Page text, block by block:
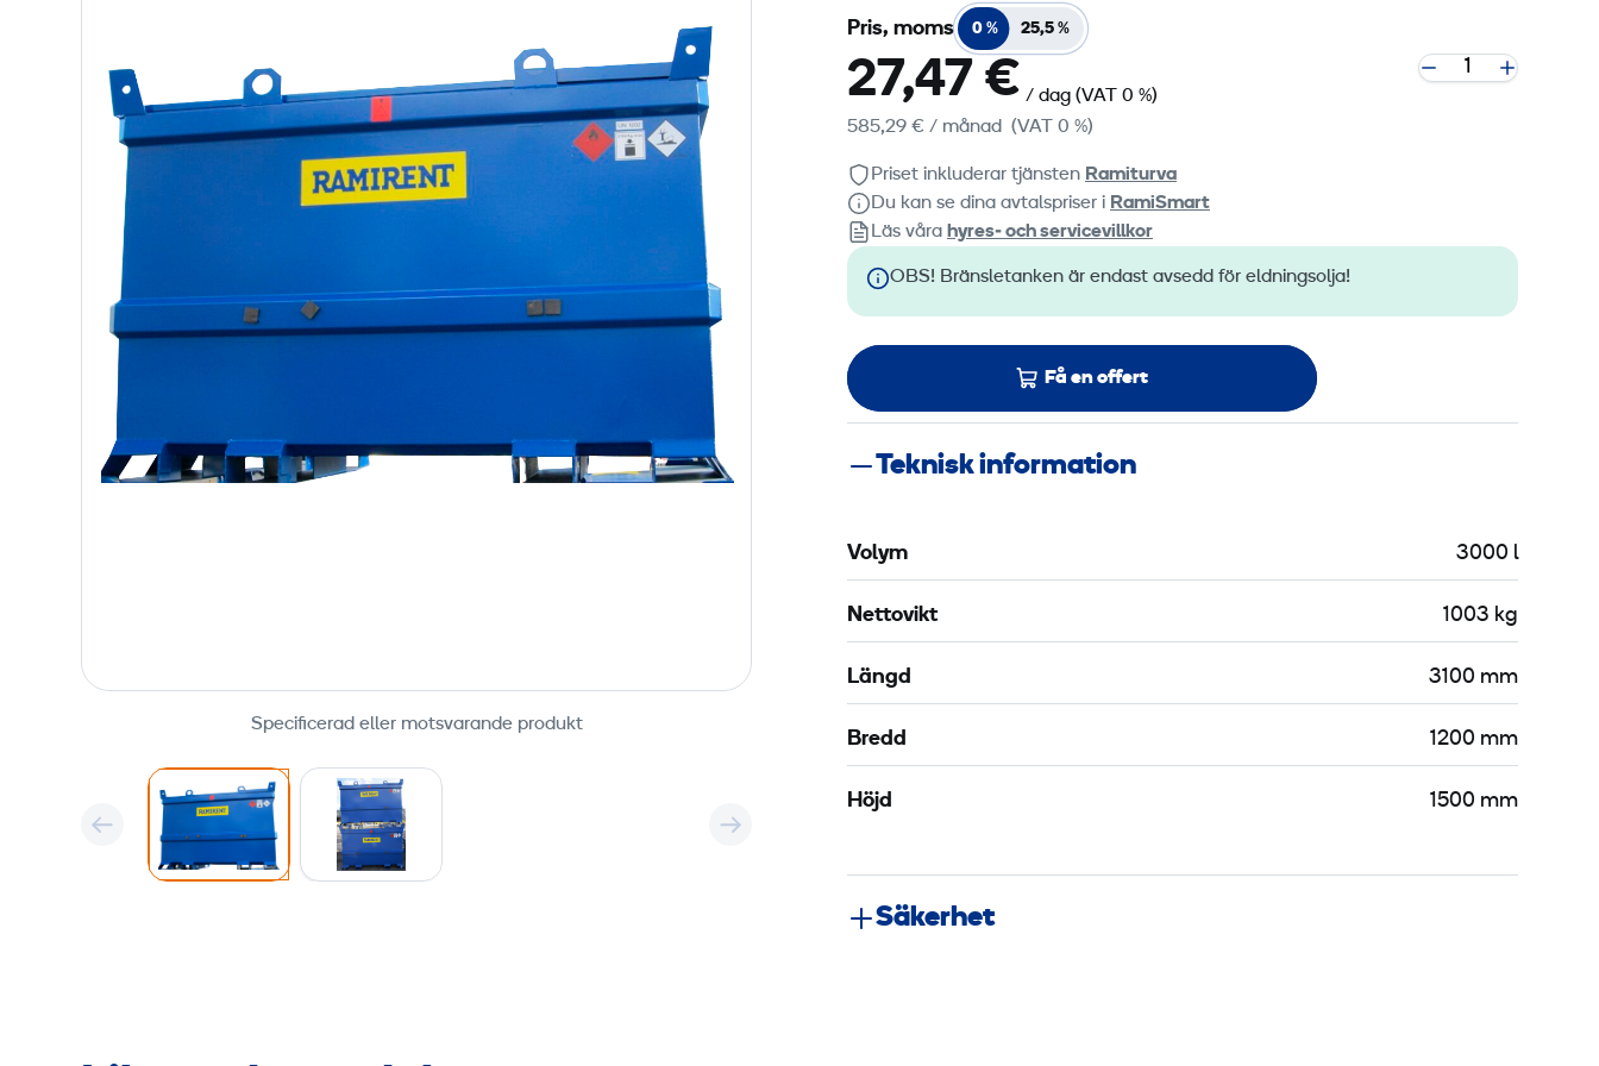
Specificerad eller motsvarande produkt
Pris, moms 0 % 25,5 %
27,47 € / dag (VAT 0 %)
585,29 € / månad (VAT 0 %)
Priset inkluderar tjänsten Ramiturva
Du kan se dina avtalspriser i RamiSmart
Läs våra hyres‑ och servicevillkor
OBS! Bränsletanken är endast avsedd för eldningsolja!
Få en offert
Teknisk information
Volym 3000 l
Nettovikt 1003 kg
Längd 3100 mm
Bredd 1200 mm
Höjd 1500 mm
Säkerhet